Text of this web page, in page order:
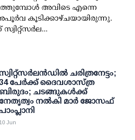
അവിടെ എന്നെ
കൂടിക്കാഴ്ചയായിരുന്നു.
ചരിത്രനേട്ടം;
പേർക്ക് ദൈവശാസ്ത്ര
ചടങ്ങുകൾക്ക്
നൽകി മാർ ജോസഫ്
10 Jun